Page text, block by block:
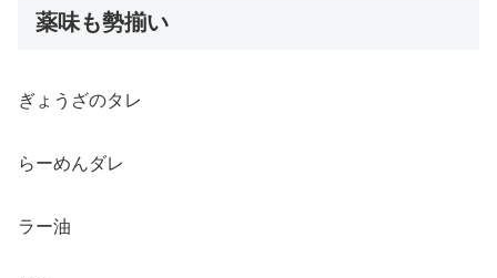
薬味も勢揃い
ぎょうざのタレ
らーめんダレ
ラー油